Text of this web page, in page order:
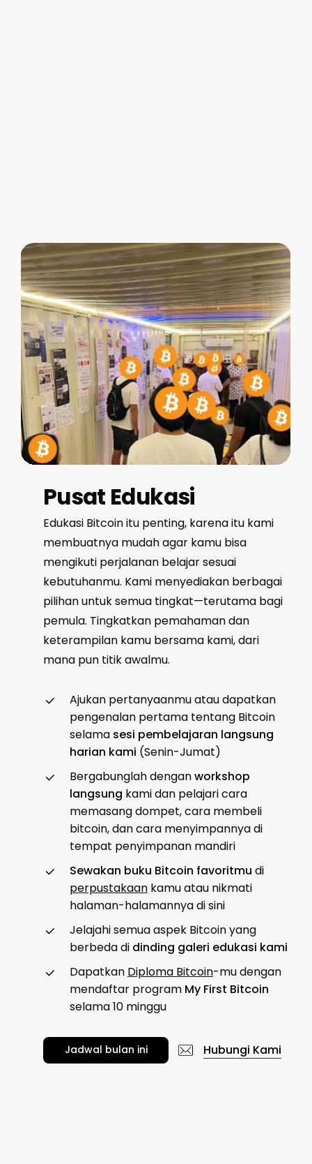
Pusat Edukasi
Edukasi Bitcoin itu penting, karena itu kami
membuatnya mudah agar kamu bisa
mengikuti perjalanan belajar sesuai
kebutuhanmu. Kami menyediakan berbagai
pilihan untuk semua tingkat—terutama bagi
pemula. Tingkatkan pemahaman dan
keterampilan kamu bersama kami, dari
mana pun titik awalmu.
Ajukan pertanyaanmu atau dapatkan
pengenalan pertama tentang Bitcoin
selama sesi pembelajaran langsung
harian kami (Senin-Jumat)
Bergabunglah denganworkshop
langsung kami dan pelajari cara
memasang dompet, cara membeli
bitcoin, dan cara menyimpannya di
tempat penyimpanan mandiri
Sewakan buku Bitcoin favoritmu di
perpustakaankamu atau nikmati
halaman-halamannya di sini
Jelajahi semua aspek Bitcoin yang
berbeda di dinding galeri edukasi kami
Dapatkan Diploma Bitcoin-mu dengan
mendaftar program My First Bitcoin
selama 10 minggu
Jadwal bulan ini Hubungi Kami